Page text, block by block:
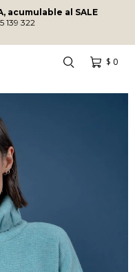
acumulable al SALE
139 322
$ 0